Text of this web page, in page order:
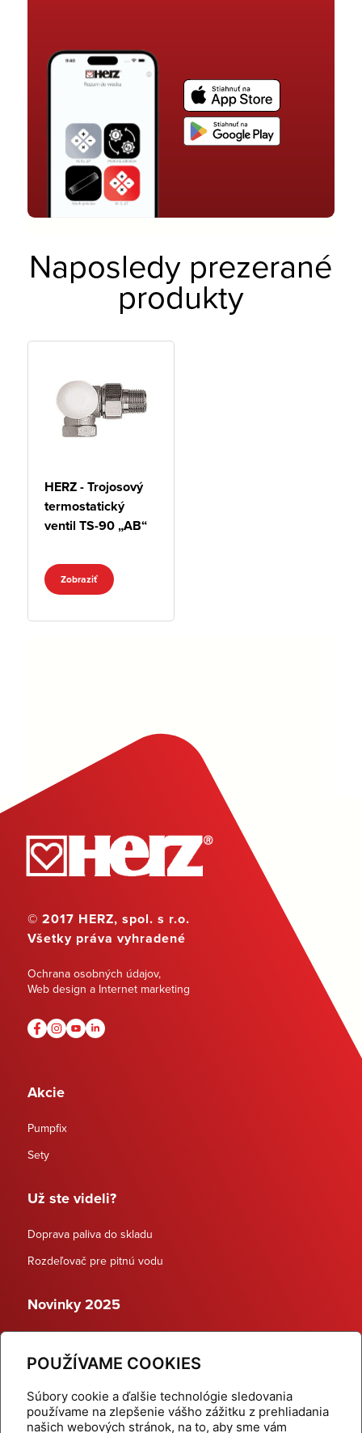
POUŽÍVAME COOKIES
Súbory cookie a ďalšie technológie sledovania
používame na zlepšenie vášho zážitku z prehliadania
našich webových stránok, na to, aby sme vám
Naposledy prezerané
produkty
HERZ - Trojosový
termostatický
ventil TS-90 „AB“
Zobraziť
© 2017 HERZ, spol. s r.o.
Všetky práva vyhradené
Ochrana osobných údajov,
Web design a Internet marketing
Akcie
Pumpfix
Sety
Už ste videli?
Doprava paliva do skladu
Rozdeľovač pre pitnú vodu
Novinky 2025
Dynamické termostatické ventily